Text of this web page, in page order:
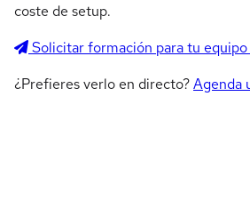
coste de setup.
Solicitar formación para tu equipo
¿Prefieres verlo en directo?Agenda